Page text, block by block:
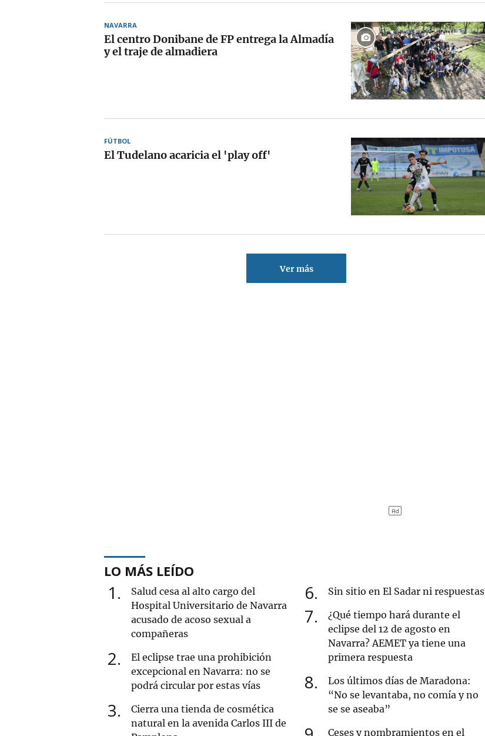
NAVARRA
El centro Donibane de FP entrega la Almadía
y el traje de almadiera
FÚTBOL
El Tudelano acaricia el 'play off'
Ver más
LO MÁS LEÍDO
1
Salud cesa al alto cargo del
Hospital Universitario de Navarra
acusado de acoso sexual a
compañeras
2
El eclipse trae una prohibición
excepcional en Navarra: no se
podrá circular por estas vías
3
Cierra una tienda de cosmética
natural en la avenida Carlos III de
6 Sin sitio en El Sadar ni respuestas
7
¿Qué tiempo hará durante el
eclipse del 12 de agosto en
Navarra? AEMET ya tiene una
primera respuesta
8
Los últimos días de Maradona:
“No se levantaba, no comía y no
se se aseaba”
Ceses y nombramientos en el